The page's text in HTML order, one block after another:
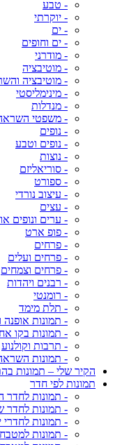
- טבע
- יוקרתי
- ים
- ים וחופים
- מודרני
- מוטיבציה
- מוטיבציה
- מינימליסטי
- מנדלות
- משפטי
- נופים
- נופים וטבע
- נוצות
- סוריאליזם
- ספורט
- עיצוב נורדי
- עצים
- ערים ונופים
- פופ ארט
- פרחים
- פרחים ועלים
- פרחים וצמחים
- רבנים ויהדות
- רומנטי
- תלת מימד
- תמונות אופנה
- תמונות בקו
- תרבות וקולנוע
- תמונות
הקיר שלי – תמונות
תמונות לפי חדר
- תמונות לחדר
- תמונות לחדר
- תמונות לחדרי
- תמונות